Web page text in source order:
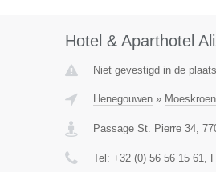
Hotel & Aparthotel
Niet gevestigd in de
Henegouwen» Moeskroen
Passage St. Pierre 34,
Tel: +32 (0) 56 56 15 61,